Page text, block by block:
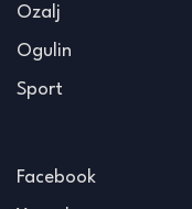
Ozalj
Ogulin
Sport
Facebook